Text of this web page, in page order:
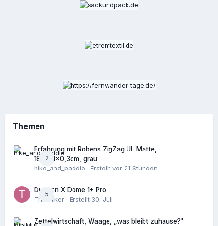
Themen
2
Erfahrung mit Robens ZigZag UL Matte,
182x51x0,3cm, grau
hike_and_paddle · Erstellt vor 21 Stunden
5
Durston X Dome 1+ Pro
ThruHiker · Erstellt 30. Juli
Zettelwirtschaft, Waage, „was bleibt zuhause?"